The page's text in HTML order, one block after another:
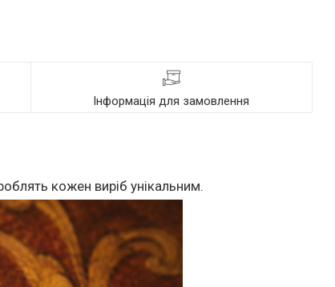
Інформація для замовлення
кожен виріб унікальним.